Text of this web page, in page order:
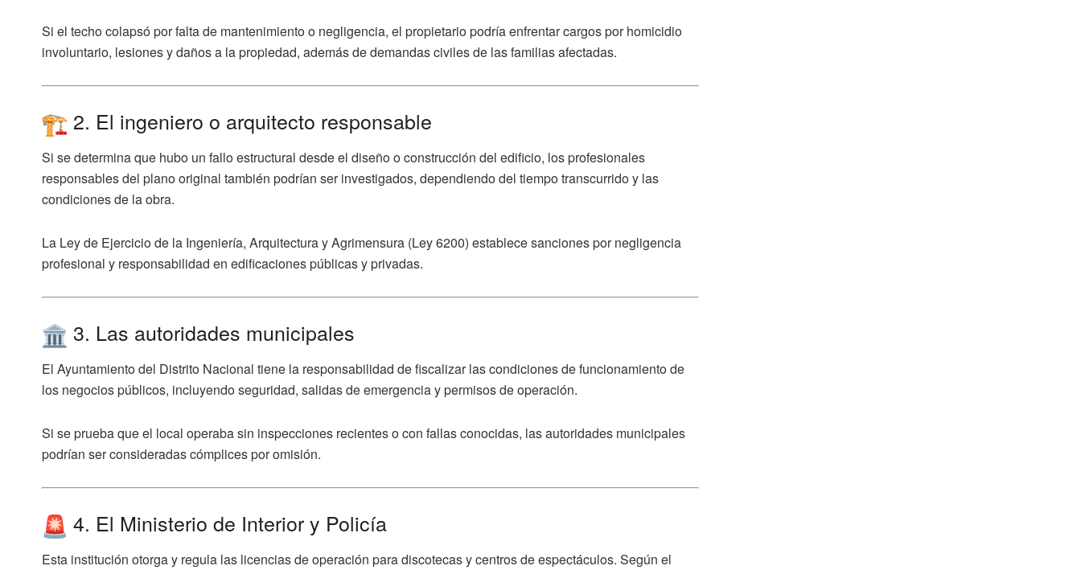
Si el techo colapsó por falta de mantenimiento o negligencia, el propietario podría enfrentar cargos porhomicidio
involuntario, lesiones y daños a la propiedad, además de demandas civiles de las familias afectadas.
2. El ingeniero o arquitecto responsable
Si se determina que hubo un fallo estructural desde el diseño o construcción del edificio, los profesionales
responsables del plano original también podrían ser investigados, dependiendo del tiempo transcurrido y las
condiciones de la obra.
La Ley de Ejercicio de la Ingeniería, Arquitectura y Agrimensura (Ley 6200) establece sanciones por negligencia
profesional y responsabilidad en edificaciones públicas y privadas.
3. Las autoridades municipales
El Ayuntamiento del Distrito Nacional tiene la responsabilidad defiscalizar las condiciones de funcionamiento de
los negocios públicos, incluyendo seguridad, salidas de emergencia y permisos de operación.
Si se prueba que el local operaba sin inspecciones recientes o con fallas conocidas, las autoridades municipales
podrían ser consideradas cómplices por omisión.
4. El Ministerio de Interior y Policía
Esta institución otorga y regula las licencias de operación para discotecas y centros de espectáculos. Según el